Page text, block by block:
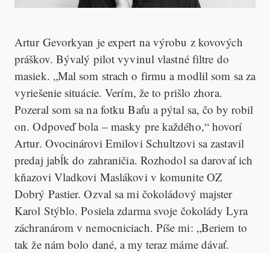
Artur Gevorkyan je expert na výrobu z kovových
práškov. Bývalý pilot vyvinul vlastné filtre do
masiek. „Mal som strach o firmu a modlil som sa za
vyriešenie situácie. Verím, že to prišlo zhora.
Pozeral som sa na fotku Baťu a pýtal sa, čo by robil
on. Odpoveď bola – masky pre každého,“ hovorí
Artur. Ovocinárovi Emilovi Schultzovi sa zastavil
predaj jabĺk do zahraničia. Rozhodol sa darovať ich
kňazovi Vladkovi Maslákovi v komunite OZ
Dobrý Pastier. Ozval sa mi čokoládový majster
Karol Stýblo. Posiela zdarma svoje čokolády Lyra
záchranárom v nemocniciach. Píše mi: „Beriem to
tak že nám bolo dané, a my teraz máme dávať.